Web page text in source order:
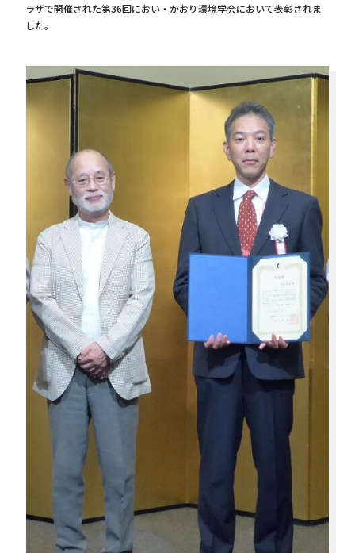
ラザで開催された第36回におい・かおり環境学会において表彰されま
した。